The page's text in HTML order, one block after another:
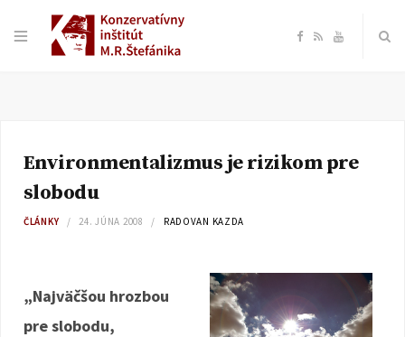
F
e
o
R Y
T
Environmentalizmus je rizikom pre
slobodu
ČLÁNKY 24. JÚNA 2008 RADOVAN KAZDA
„Najväčšou hrozbou
pre slobodu,